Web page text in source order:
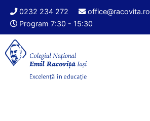
0232 234 272
office@racovita.ro
Program 7:30 - 15:30